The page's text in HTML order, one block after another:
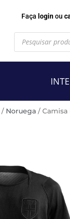
Faça loginou
Pesquisar
produtos
/ Noruega / Camisa